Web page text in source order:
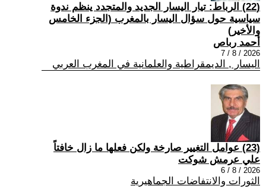
(22) الرباط: تيار اليسار الجديد والمتجدد ينظم ندوة
سياسية حول سؤال اليسار بالمغرب (الجزء الخامس
والأخير)
أحمد رباص
2026 / 8 / 7
اليسار , الديمقراطية والعلمانية في المغرب العربي
(23) عوامل التغيير صارخة ولكن فعلها ما زال خافتاً
علي عرمش شوكت
2026 / 8 / 6
الثورات والانتفاضات الجماهيرية